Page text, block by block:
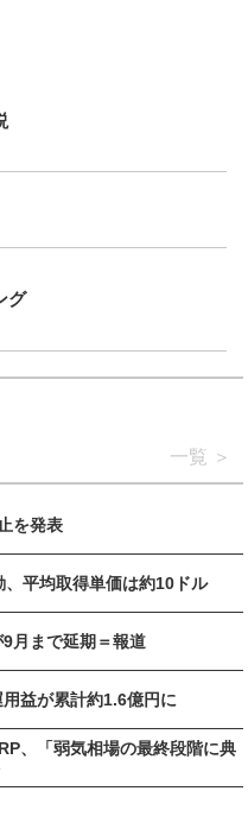
グ
一覧
を発表
平均取得単価は約10ドル
月まで延期＝報道
益が累計約1.6億円に
、「弱気相場の最終段階に典